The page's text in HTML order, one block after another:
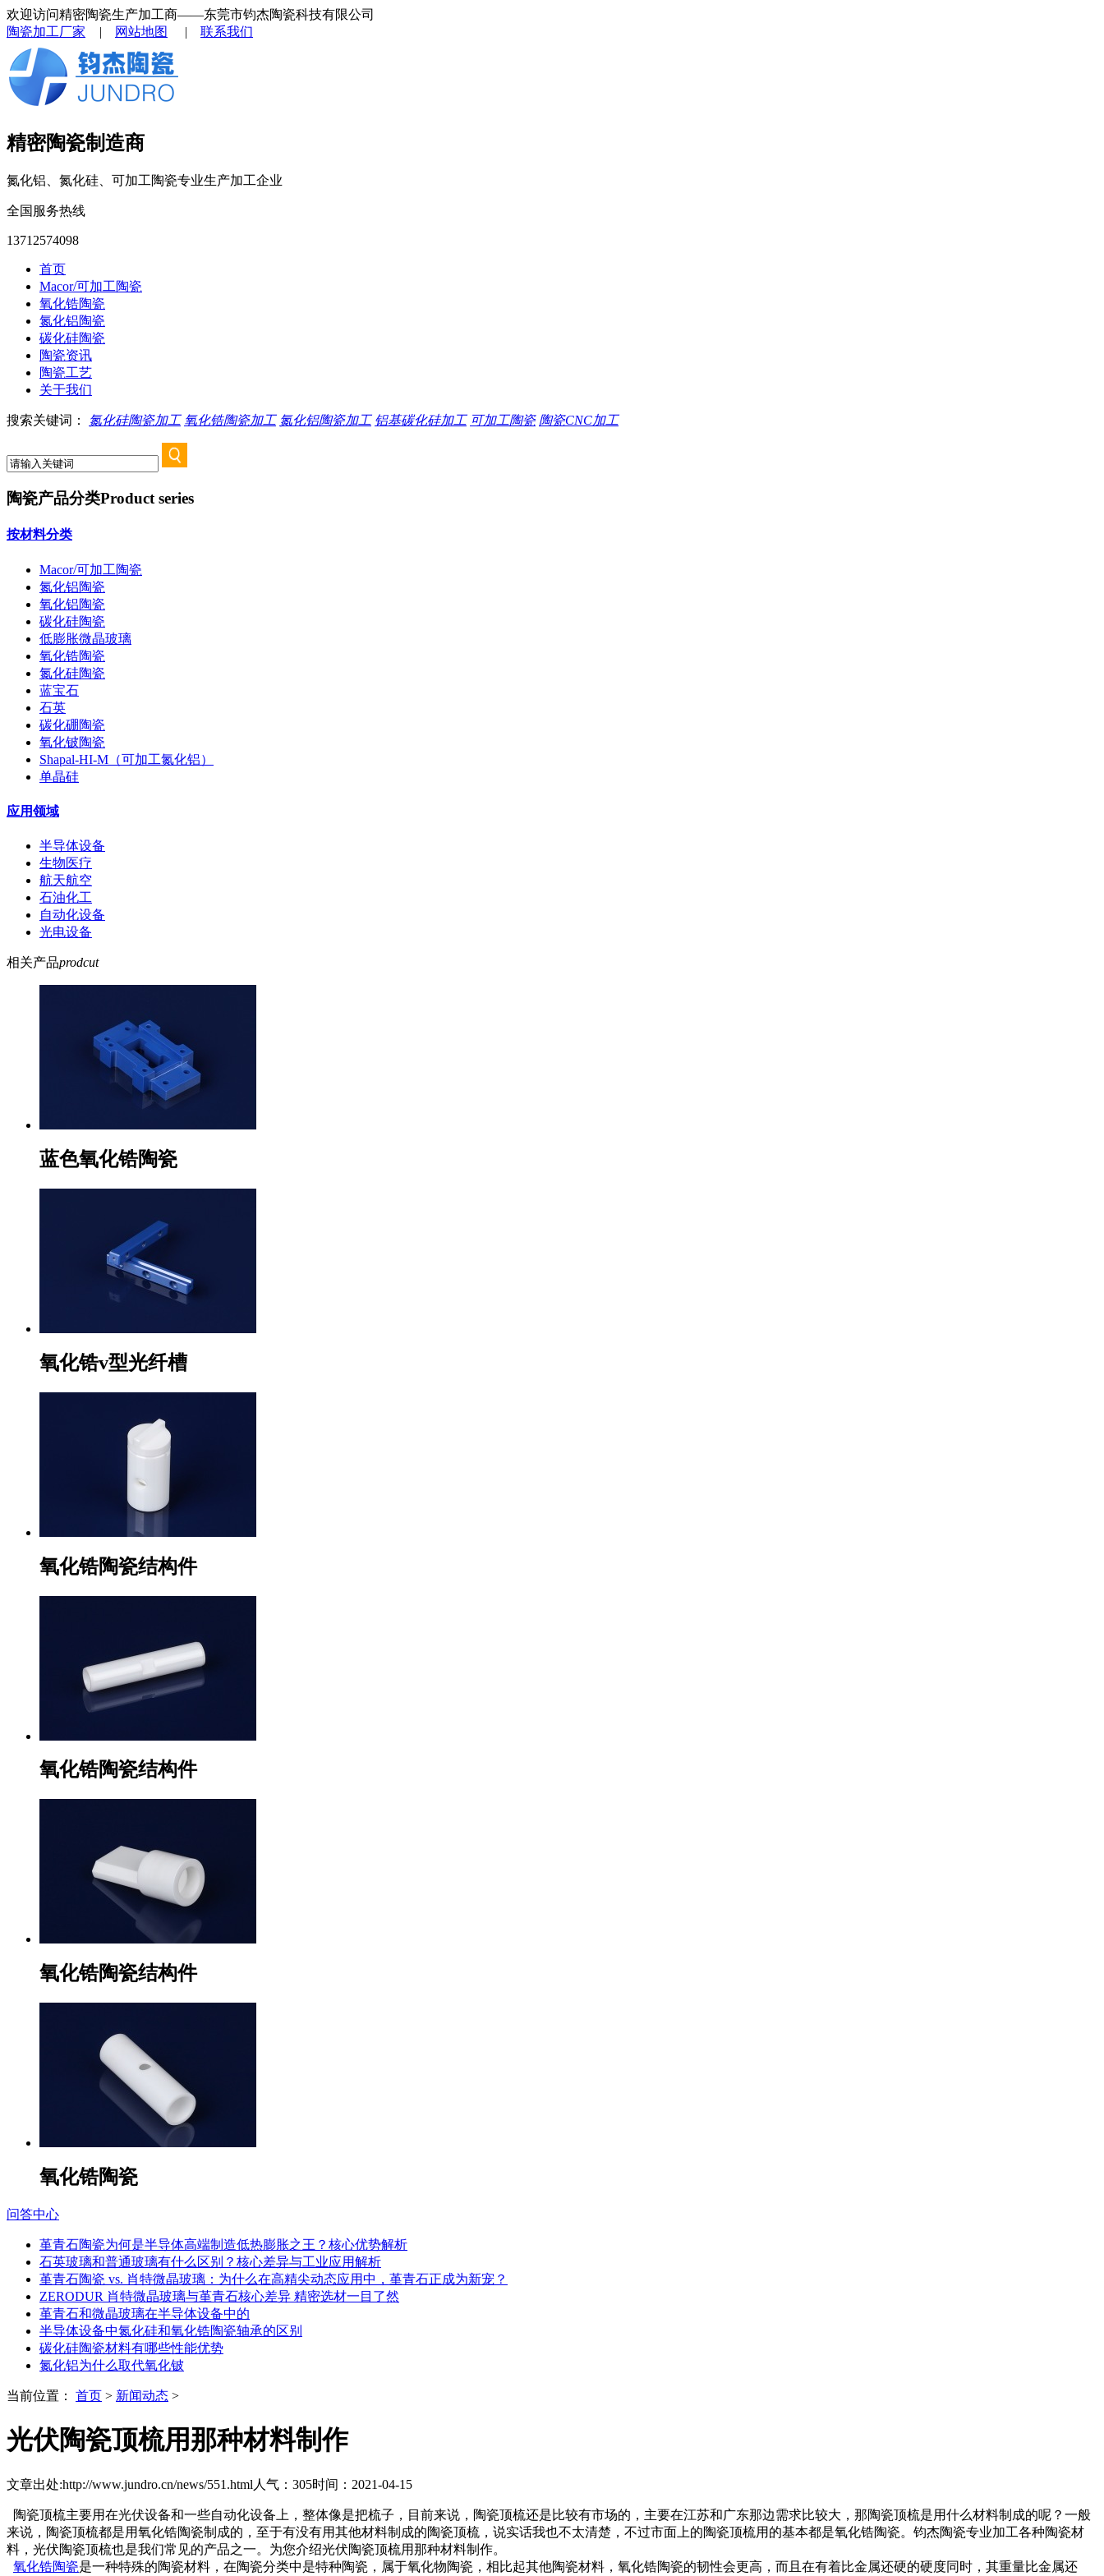
欢迎访问精密陶瓷生产加工商——东莞市钧杰陶瓷科技有限公司
陶瓷加工厂家 | 网站地图 | 联系我们
精密陶瓷制造商
氮化铝、氮化硅、可加工陶瓷专业生产加工企业
全国服务热线
13712574098
首页
Macor/可加工陶瓷
氧化锆陶瓷
氮化铝陶瓷
碳化硅陶瓷
陶瓷资讯
陶瓷工艺
关于我们
搜索关键词： 氮化硅陶瓷加工 氧化锆陶瓷加工 氮化铝陶瓷加工 铝基碳化硅加工 可加工陶瓷 陶瓷CNC加工
陶瓷产品分类Product series
按材料分类
Macor/可加工陶瓷
氮化铝陶瓷
氧化铝陶瓷
碳化硅陶瓷
低膨胀微晶玻璃
氧化锆陶瓷
氮化硅陶瓷
蓝宝石
石英
碳化硼陶瓷
氧化铍陶瓷
Shapal-HI-M（可加工氮化铝）
单晶硅
应用领域
半导体设备
生物医疗
航天航空
石油化工
自动化设备
光电设备
相关产品prodcut
蓝色氧化锆陶瓷
氧化锆v型光纤槽
氧化锆陶瓷结构件
氧化锆陶瓷结构件
氧化锆陶瓷结构件
氧化锆陶瓷
问答中心
堇青石陶瓷为何是半导体高端制造低热膨胀之王？核心优势解析
石英玻璃和普通玻璃有什么区别？核心差异与工业应用解析
堇青石陶瓷 vs. 肖特微晶玻璃：为什么在高精尖动态应用中，堇青石正成为新宠？
ZERODUR 肖特微晶玻璃与堇青石核心差异 精密选材一目了然
堇青石和微晶玻璃在半导体设备中的
半导体设备中氮化硅和氧化锆陶瓷轴承的区别
碳化硅陶瓷材料有哪些性能优势
氮化铝为什么取代氧化铍
当前位置： 首页 > 新闻动态 >
光伏陶瓷顶梳用那种材料制作
文章出处:http://www.jundro.cn/news/551.html 人气：305时间：2021-04-15
陶瓷顶梳主要用在光伏设备和一些自动化设备上，整体像是把梳子，目前来说，陶瓷顶梳还是比较有市场的，主要在江苏和广东那边需求比较大，那陶瓷顶梳是用什么材料制成的呢？一般
来说，陶瓷顶梳都是用氧化锆陶瓷制成的，至于有没有用其他材料制成的陶瓷顶梳，说实话我也不太清楚，不过市面上的陶瓷顶梳用的基本都是氧化锆陶瓷。钧杰陶瓷专业加工各种陶瓷材
料，光伏陶瓷顶梳也是我们常见的产品之一。为您介绍光伏陶瓷顶梳用那种材料制作。
氧化锆陶瓷是一种特殊的陶瓷材料，在陶瓷分类中是特种陶瓷，属于氧化物陶瓷，相比起其他陶瓷材料，氧化锆陶瓷的韧性会更高，而且在有着比金属还硬的硬度同时，其重量比金属还